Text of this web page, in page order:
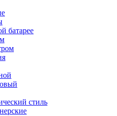
батарее
стиль